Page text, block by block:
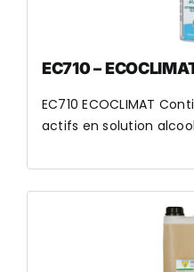
EC710 –
EC710 ECOCLIMAT
actifs en solution